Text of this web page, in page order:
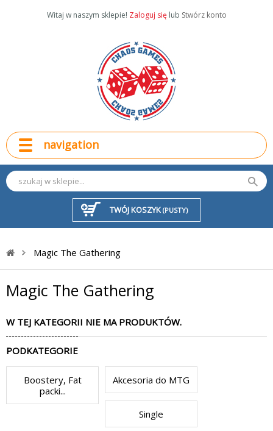
Witaj w naszym sklepie! Zaloguj się lub Stwórz konto
navigation
TWÓJ KOSZYK (PUSTY)
Magic The Gathering
Magic The Gathering
W TEJ KATEGORII NIE MA PRODUKTÓW.
PODKATEGORIE
Boostery, Fat
packi...
Akcesoria do MTG
Single